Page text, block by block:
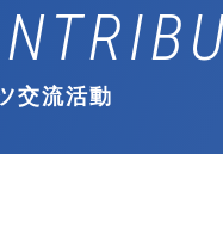
交流活動